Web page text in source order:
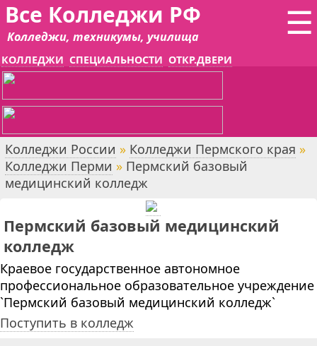
☰
Все Колледжи РФ
Колледжи, техникумы, училища
КОЛЛЕДЖИ СПЕЦИАЛЬНОСТИ ОТКР.ДВЕРИ
Колледжи России » Колледжи Пермского края »
Колледжи Перми » Пермский базовый
медицинский колледж
Пермский базовый медицинский
колледж
Краевое государственное автономное
профессиональное образовательное учреждение
`Пермский базовый медицинский колледж`
Поступить в колледж